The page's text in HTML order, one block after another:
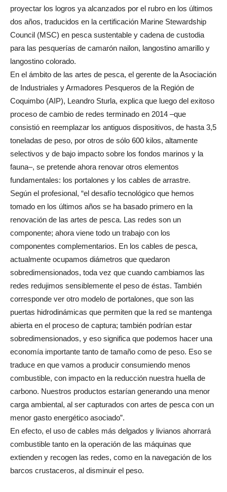
proyectar los logros ya alcanzados por el rubro en los últimos
dos años, traducidos en la certificación Marine Stewardship
Council (MSC) en pesca sustentable y cadena de custodia
para las pesquerías de camarón nailon, langostino amarillo y
langostino colorado.
En el ámbito de las artes de pesca, el gerente de la Asociación
de Industriales y Armadores Pesqueros de la Región de
Coquimbo (AIP), Leandro Sturla, explica que luego del exitoso
proceso de cambio de redes terminado en 2014 –que
consistió en reemplazar los antiguos dispositivos, de hasta 3,5
toneladas de peso, por otros de sólo 600 kilos, altamente
selectivos y de bajo impacto sobre los fondos marinos y la
fauna–, se pretende ahora renovar otros elementos
fundamentales: los portalones y los cables de arrastre.
Según el profesional, “el desafío tecnológico que hemos
tomado en los últimos años se ha basado primero en la
renovación de las artes de pesca. Las redes son un
componente; ahora viene todo un trabajo con los
componentes complementarios. En los cables de pesca,
actualmente ocupamos diámetros que quedaron
sobredimensionados, toda vez que cuando cambiamos las
redes redujimos sensiblemente el peso de éstas. También
corresponde ver otro modelo de portalones, que son las
puertas hidrodinámicas que permiten que la red se mantenga
abierta en el proceso de captura; también podrían estar
sobredimensionados, y eso significa que podemos hacer una
economía importante tanto de tamaño como de peso. Eso se
traduce en que vamos a producir consumiendo menos
combustible, con impacto en la reducción nuestra huella de
carbono. Nuestros productos estarían generando una menor
carga ambiental, al ser capturados con artes de pesca con un
menor gasto energético asociado”.
En efecto, el uso de cables más delgados y livianos ahorrará
combustible tanto en la operación de las máquinas que
extienden y recogen las redes, como en la navegación de los
barcos crustaceros, al disminuir el peso.